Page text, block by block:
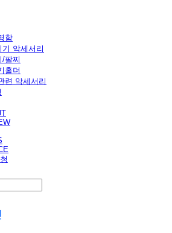
함
기 악세서리
/팔찌
홀더
련 악세서리